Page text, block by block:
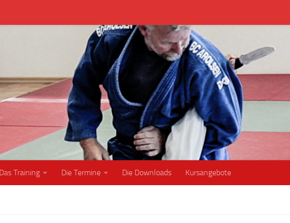
Das Training Die Termine Die Downloads Kursangebote